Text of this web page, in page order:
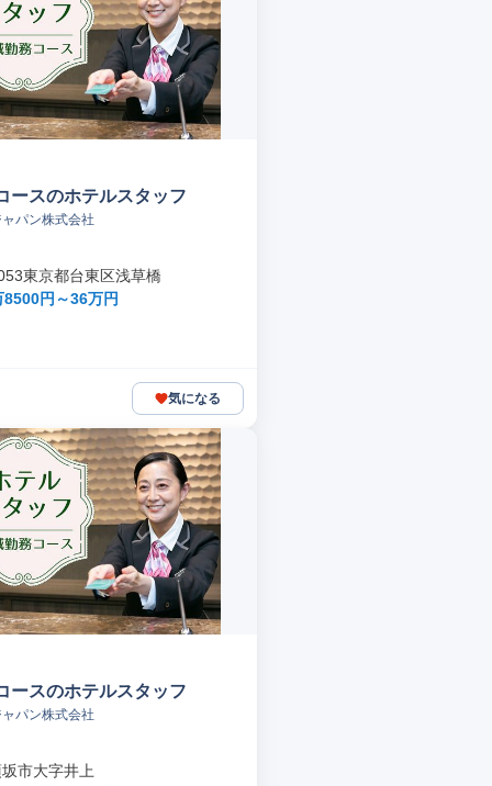
ースのホテルスタッフ
パン株式会社
東京都台東区浅草橋
円～36万円
気になる
ースのホテルスタッフ
パン株式会社
市大字井上